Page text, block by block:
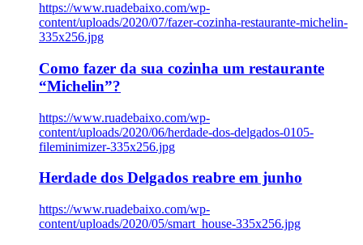
https://www.ruadebaixo.com/wp-
content/uploads/2020/07/fazer-cozinha-restaurante-michelin-
335x256.jpg
Como fazer da sua cozinha um restaurante
“Michelin”?
https://www.ruadebaixo.com/wp-
content/uploads/2020/06/herdade-dos-delgados-0105-
fileminimizer-335x256.jpg
Herdade dos Delgados reabre em junho
https://www.ruadebaixo.com/wp-
content/uploads/2020/05/smart_house-335x256.jpg